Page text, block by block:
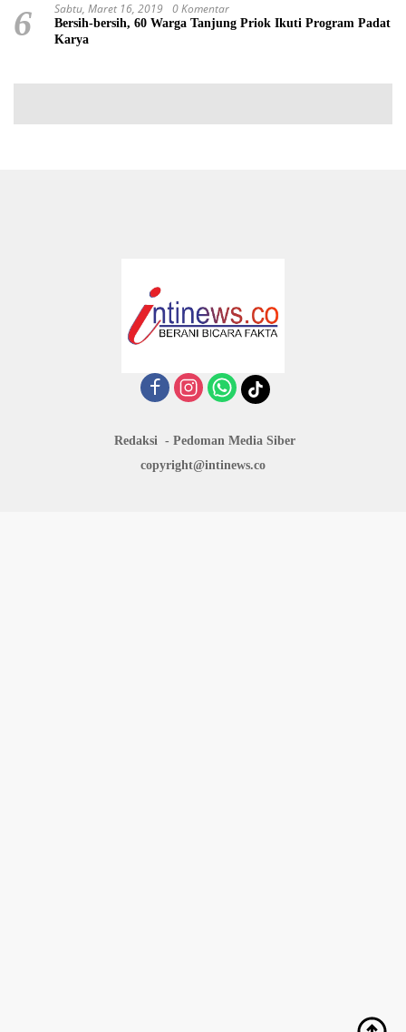
6 Sabtu, Maret 16, 2019 0 Komentar
Bersih-bersih, 60 Warga Tanjung Priok Ikuti Program Padat
Karya
Redaksi
Pedoman Media Siber
copyright@intinews.co